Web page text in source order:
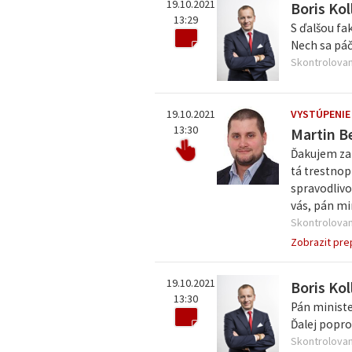
19.10.2021
13:29
Boris
S ďalšou
Nech sa
19.10.2021
13:30
Martin
Ďakujem
tá
vás, pán
Zobrazit
19.10.2021
13:30
Boris
Pán
Ďalej